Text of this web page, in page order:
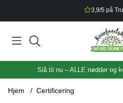
3,9/5 på
Slå til nu – ALLE nødder og
Hjem Certificering